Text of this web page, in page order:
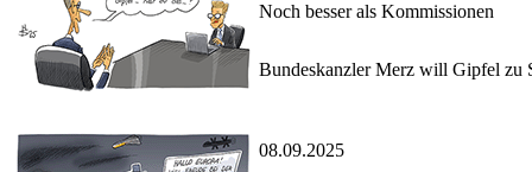
Noch besser als Kommissionen
Bundeskanzler Merz will Gipfel zu
08.09.2025